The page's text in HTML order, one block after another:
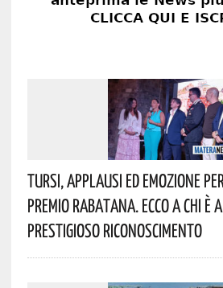
Tursi, Applausi Ed Emozione
Premio Rabatana. Ecco A Chi È
Prestigioso Riconoscimento